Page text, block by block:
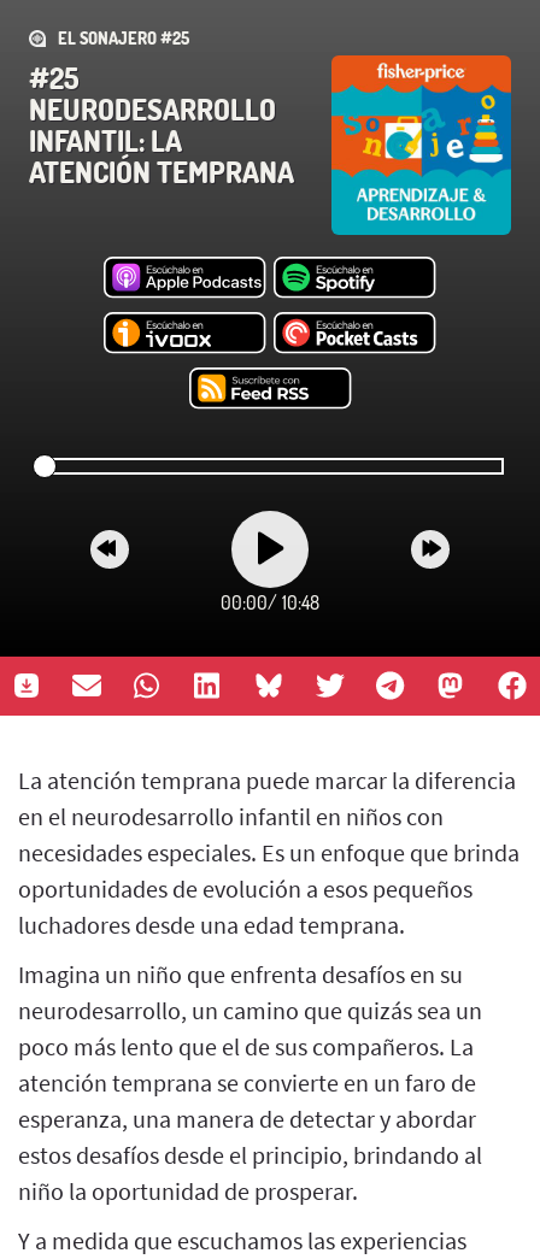
EL SONAJERO #25
#25
NEURODESARROLLO
INFANTIL: LA
ATENCIÓN TEMPRANA
00:00/ 10:48
La atención temprana puede marcar la diferencia
en el neurodesarrollo infantil en niños con
necesidades especiales. Es un enfoque que brinda
oportunidades de evolución a esos pequeños
luchadores desde una edad temprana.
Imagina un niño que enfrenta desafíos en su
neurodesarrollo, un camino que quizás sea un
poco más lento que el de sus compañeros. La
atención temprana se convierte en un faro de
esperanza, una manera de detectar y abordar
estos desafíos desde el principio, brindando al
niño la oportunidad de prosperar.
Y a medida que escuchamos las experiencias